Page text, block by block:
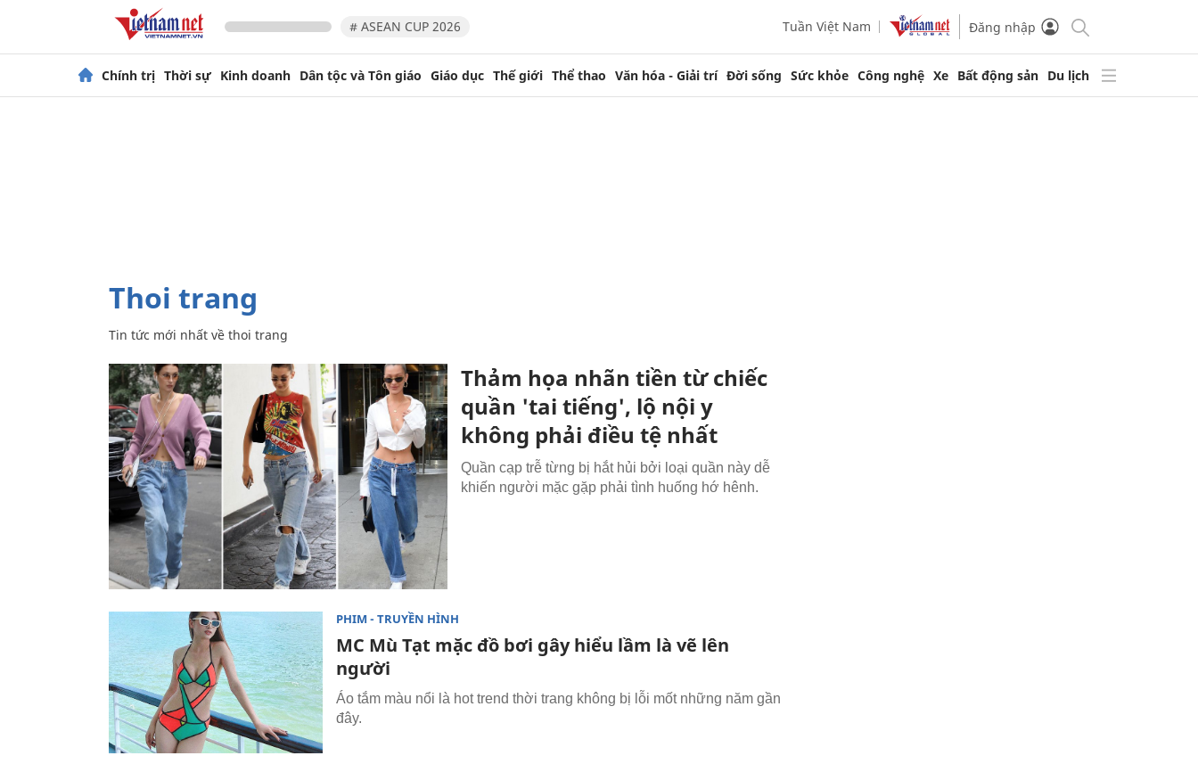
# ASEAN CUP 2026 Tuần Việt Nam Đăng nhập
Chính trị Thời sự Kinh doanh Dân tộc và Tôn giáo Giáo dục Thế giới Thể thao Văn hóa - Giải trí Đời sống Sức khỏe Công nghệ Xe Bất động sản Du lịch
thoi trang
Tin tức mới nhất về thoi trang
Thảm họa nhãn tiền từ chiếc
quần 'tai tiếng', lộ nội y
không phải điều tệ nhất
Quần cạp trễ từng bị hắt hủi bởi loại quần này dễ
khiến người mặc gặp phải tình huống hớ hênh.
PHIM - TRUYỀN HÌNH
MC Mù Tạt mặc đồ bơi gây hiểu lầm là vẽ lên
người
Áo tắm màu nổi là hot trend thời trang không bị lỗi mốt những năm gần
đây.